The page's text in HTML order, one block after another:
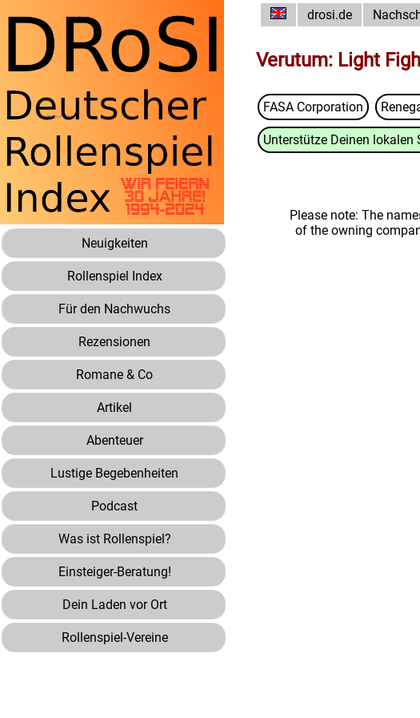
Neuigkeiten
Rollenspiel Index
Für den Nachwuchs
Rezensionen
Romane & Co
Artikel
Abenteuer
Lustige Begebenheiten
Podcast
Was ist Rollenspiel?
Einsteiger-Beratung!
Dein Laden vor Ort
Rollenspiel-Vereine
drosi.de
Verutum: Light
FASA Corporation
Unterstütze Deinen lokalen
Please note: The
of the owning